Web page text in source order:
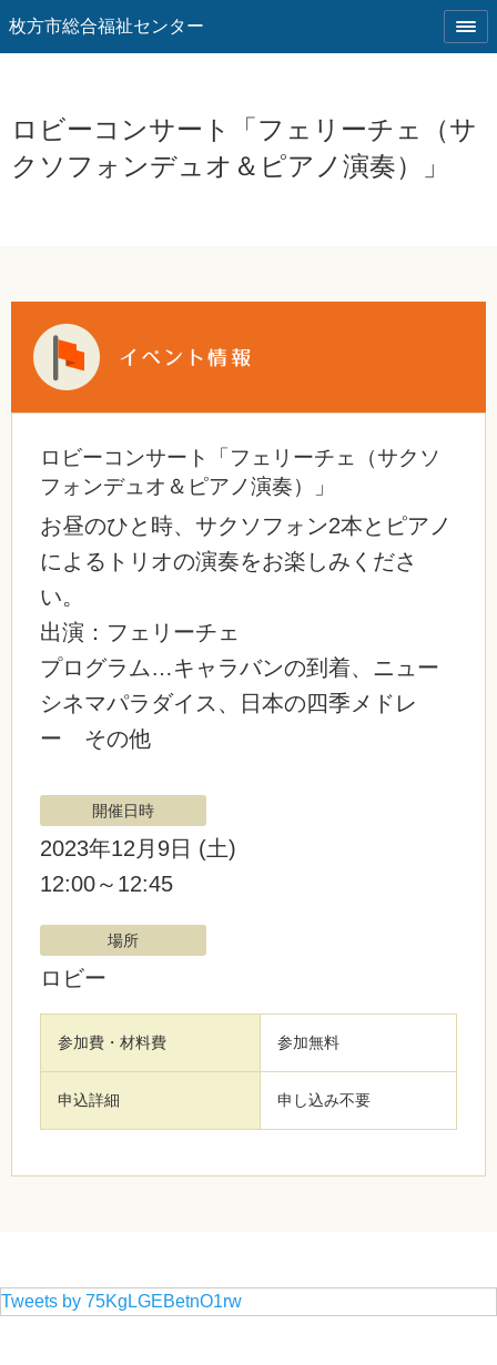
枚方市総合福祉センター
ロビーコンサート「フェリーチェ（サ
クソフォンデュオ＆ピアノ演奏）」
ロビーコンサート「フェリーチェ（サクソ
フォンデュオ＆ピアノ演奏）」
お昼のひと時、サクソフォン2本とピアノ
によるトリオの演奏をお楽しみくださ
い。
出演：フェリーチェ
プログラム…キャラバンの到着、ニュー
シネマパラダイス、日本の四季メドレ
ー その他
開催日時
2023年12月9日 (土)
12:00～12:45
場所
ロビー
参加費・材料費 参加無料
申込詳細 申し込み不要
Tweets by 75KgLGEBetnO1rw